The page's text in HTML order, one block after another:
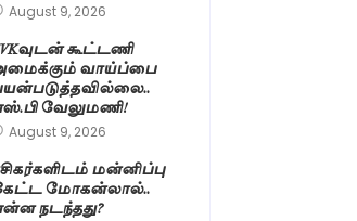
August 9, 2026
கூட்டணி
வாய்ப்பை
வேலுமணி!
August 9, 2026
மன்னிப்பு
மோகன்லால்..
நடந்தது?